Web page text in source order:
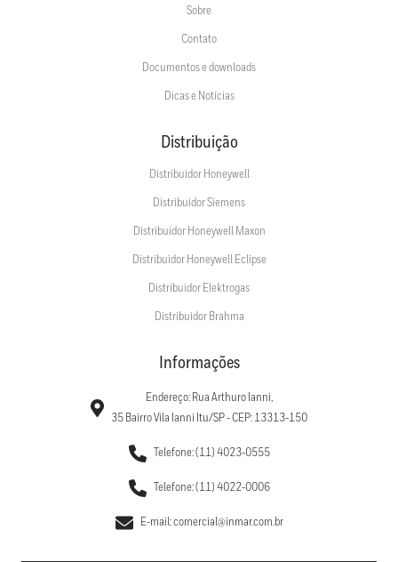
Sobre
Contato
Documentos e downloads
Dicas e Notícias
Distribuição
Distribuidor Honeywell
Distribuidor Siemens
Distribuidor Honeywell Maxon
Distribuidor Honeywell Eclipse
Distribuidor Elektrogas
Distribuidor Brahma
Informações
Endereço: Rua Arthuro Ianni,
35 Bairro Vila Ianni Itu/SP - CEP: 13313-150
Telefone: (11) 4023-0555
Telefone: (11) 4022-0006
E-mail: comercial@inmar.com.br